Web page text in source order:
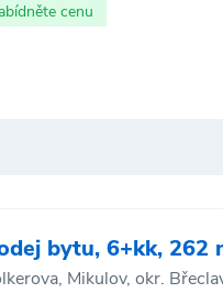
cenu
bytu, 6+kk, 262
Mikulov, okr.